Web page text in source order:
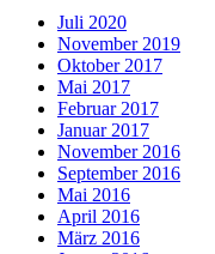
Juli 2020
November 2019
Oktober 2017
Mai 2017
Februar 2017
Januar 2017
November 2016
September 2016
Mai 2016
April 2016
März 2016